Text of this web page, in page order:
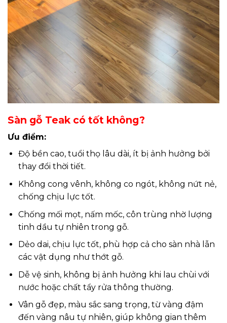
Sàn gỗ Teak có tốt không?
Ưu điểm:
Độ bền cao, tuổi thọ lâu dài, ít bị ảnh hưởng bởi
thay đổi thời tiết.
Không cong vênh, không co ngót, không nứt nẻ,
chống chịu lực tốt.
Chống mối mọt, nấm mốc, côn trùng nhờ lượng
tinh dầu tự nhiên trong gỗ.
Dẻo dai, chịu lực tốt, phù hợp cả cho sàn nhà lẫn
các vật dụng như thớt gỗ.
Dễ vệ sinh, không bị ảnh hưởng khi lau chùi với
nước hoặc chất tẩy rửa thông thường.
Vân gỗ đẹp, màu sắc sang trọng, từ vàng đậm
đến vàng nâu tự nhiên, giúp không gian thêm